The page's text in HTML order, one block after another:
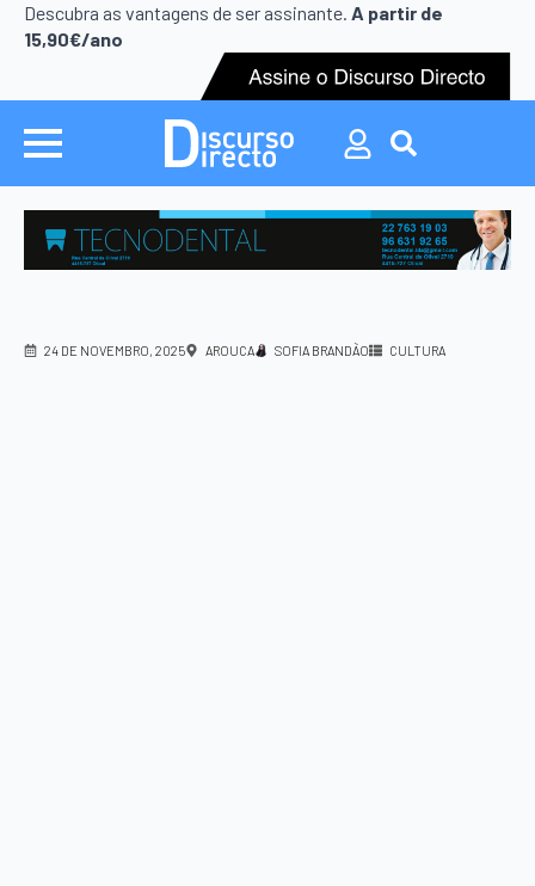
Descubra as vantagens de ser assinante. A partir de
15,90€/ano
Search
for:
Search
24 DE NOVEMBRO, 2025 AROUCA SOFIA BRANDÃO CULTURA